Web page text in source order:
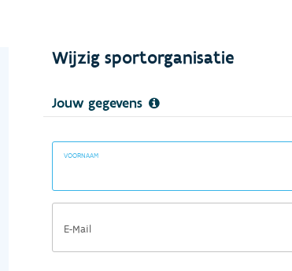
Wijzig sportorganisatie
Jouw gegevens
VOORNAAM
E-Mail